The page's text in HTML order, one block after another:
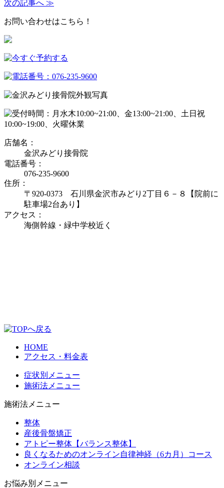
次の記事へ ≫
お問い合わせはこちら！
店舗名：
金沢みどり接骨院
電話番号：
076-235-9600
住所：
〒920-0373 石川県金沢市みどり2丁目６－８【院前に
駐車場2台あり】
アクセス：
海側幹線・緑中学校近く
HOME
アクセス・料金表
症状別メニュー
施術法メニュー
施術法メニュー
整体
産後骨盤矯正
アトピー整体【バランス整体】
良くなるためのオンライン自律神経（6カ月）コース
オンライン相談
お悩み別メニュー